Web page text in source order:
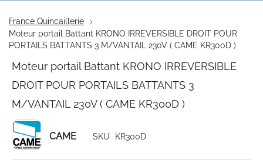
France Quincaillerie
Moteur portail Battant KRONO IRREVERSIBLE DROIT POUR
PORTAILS BATTANTS 3 M/VANTAIL 230V ( CAME KR300D )
Moteur portail Battant KRONO IRREVERSIBLE
DROIT POUR PORTAILS BATTANTS 3
M/VANTAIL 230V ( CAME KR300D )
CAME SKU KR300D